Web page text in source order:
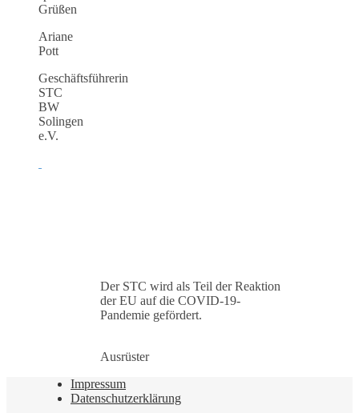
Grüßen
Ariane
Pott
Geschäftsführerin
STC
BW
Solingen
e.V.
Der STC wird als Teil der Reaktion
der EU auf die COVID-19-
Pandemie gefördert.
Ausrüster
Impressum
Datenschutzerklärung